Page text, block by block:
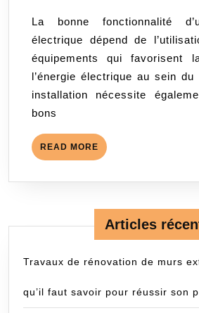
faire
une
La bonne fonctionnalité d’une installation
électrique dépend de
équipements qui favorisent
l’énergie électrique au sein du
installation nécessite
bons
READ MORE READ
MORE
Articles
Travaux de rénovation de murs
qu’il faut savoir pour réussir son